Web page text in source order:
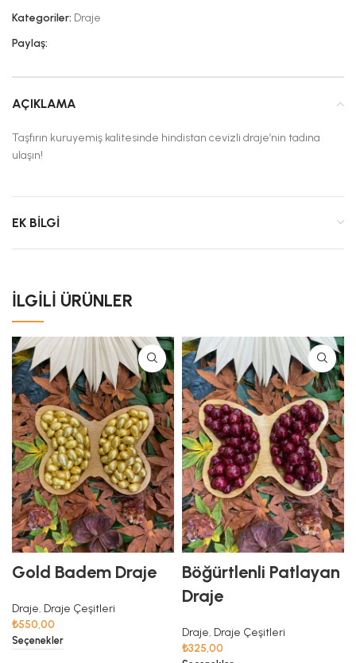
Kategoriler: Draje
Paylaş:
AÇIKLAMA
Taşfırın kuruyemiş kalitesinde hindistan cevizli draje’nin tadına
ulaşın!
EK BILGI
İLGILI ÜRÜNLER
Gold Badem Draje
Draje, Draje Çeşitleri
₺550,00
Seçenekler
Böğürtlenli Patlayan
Draje
Draje, Draje Çeşitleri
₺325,00